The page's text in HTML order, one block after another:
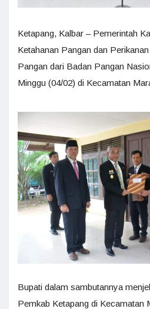
Ketapang, Kalbar – Pemerintah
Ketahanan Pangan dan
Pangan dari Badan Pangan
Minggu (04/02) di Kecamatan
Bupati dalam sambutannya
Pemkab Ketapang di Kecamatan